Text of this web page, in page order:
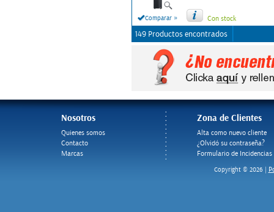
Comparar » Con stock
149 Productos encontrados
Nosotros
Quienes somos
Contacto
Marcas
Zona de Clientes
Alta como nuevo cliente
¿Olvidó su contraseña?
Formulario de Incidencias
Copyright © 2026 |